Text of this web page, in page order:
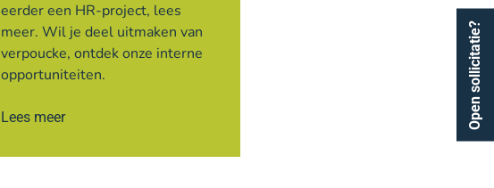
Open sollicitatie?
eerder een HR-project, lees
meer. Wil je deel uitmaken van
verpoucke, ontdek onze interne
opportuniteiten.
Lees meer